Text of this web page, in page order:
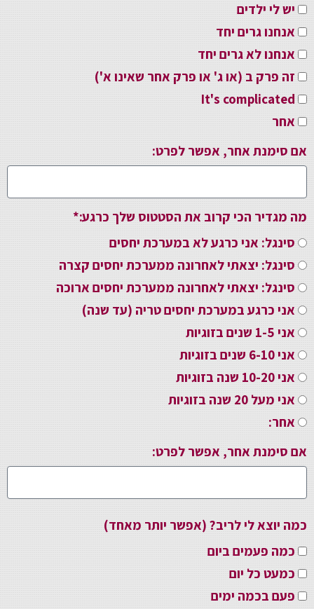
יש לי ילדים
אנחנו גרים יחד
אנחנו לא גרים יחד
זה פרק ב (או ג' או פרק אחר שאינו א')
It's complicated
אחר
אם סימנת אחר, אפשר לפרט:
מה מגדיר הכי קרוב את הסטטוס שלך כרגע:*
סינגל: אני כרגע לא במערכת יחסים
סינגל: יצאתי לאחרונה ממערכת יחסים קצרה
סינגל: יצאתי לאחרונה ממערכת יחסים ארוכה
אני כרגע במערכת יחסים טריה (עד שנה)
אני 1-5 שנים בזוגיות
אני 6-10 שנים בזוגיות
אני 10-20 שנה בזוגיות
אני מעל 20 שנה בזוגיות
אחר:
אם סימנת אחר, אפשר לפרט:
כמה יוצא לי לריב? (אפשר יותר מאחד)
כמה פעמים ביום
כמעט כל יום
פעם בכמה ימים